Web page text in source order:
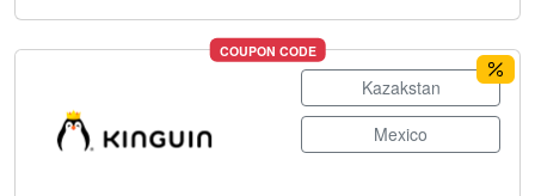
COUPON CODE
Kazakstan
Mexico